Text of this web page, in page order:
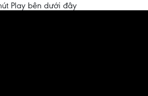
Play bên dưới đây